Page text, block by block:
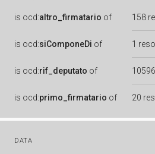
is ocd:altro_firmatario of 158
is ocd:siComponeDi of 1
is ocd:rif_deputato of
is ocd:primo_firmatario of 20
DATA